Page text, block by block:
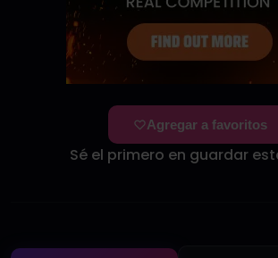
Agregar a favoritos
Sé el primero en guardar